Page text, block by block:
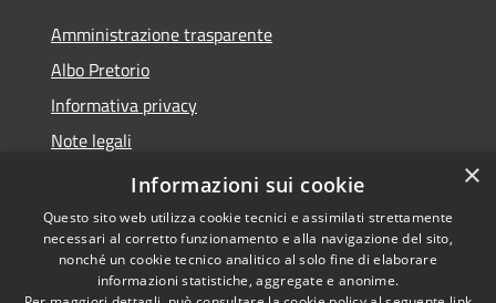
Amministrazione trasparente
Albo Pretorio
Informativa privacy
Note legali
Dichiarazione di accessibilità
Copyright © 2026 • Comune di
×
Informazioni sui cookie
Questo sito web utilizza cookie tecnici e assimilati strettamente
necessari al corretto funzionamento e alla navigazione del sito,
nonché un cookie tecnico analitico al solo fine di elaborare
informazioni statistiche, aggregate e anonime.